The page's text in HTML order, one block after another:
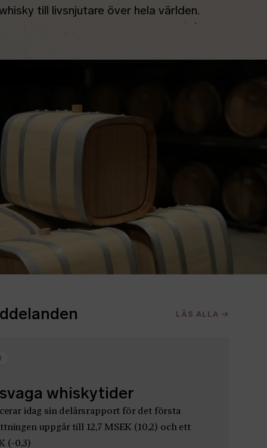
till livsnjutare över hela världen.
LÄS ALLA →
whiskytider
idag sin delårsrapport för det första
uppgår till 12,7 MSEK (10,2) och ett
(-0,3)